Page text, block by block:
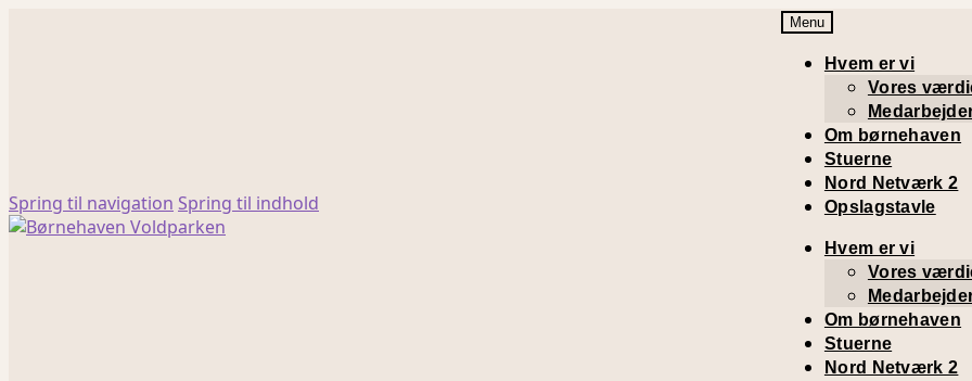
Spring til navigation Spring til indhold
Menu
Hvem er vi
Vores
Om børnehaven
Stuerne
Nord Netværk 2
Opslagstavle
Hvem er vi
Vores
Om børnehaven
Stuerne
Nord Netværk 2